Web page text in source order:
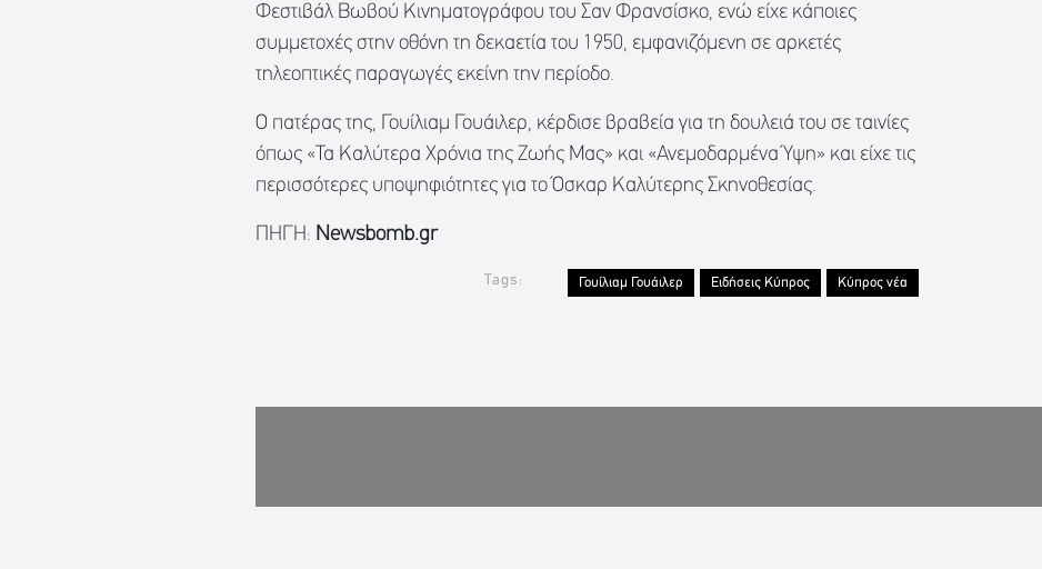
Φεστιβάλ Βωβού Κινηματογράφου του Σαν Φρανσίσκο, ενώ είχε κάποιες
συμμετοχές στην οθόνη τη δεκαετία του 1950, εμφανιζόμενη σε αρκετές
τηλεοπτικές παραγωγές εκείνη την περίοδο.
Ο πατέρας της, Γουίλιαμ Γουάιλερ, κέρδισε βραβεία για τη δουλειά του σε ταινίες
όπως «Τα Καλύτερα Χρόνια της Ζωής Μας» και «Ανεμοδαρμένα Ύψη» και είχε τις
περισσότερες υποψηφιότητες για το Όσκαρ Καλύτερης Σκηνοθεσίας.
ΠΗΓΗ: Newsbomb.gr
Tags: Γουίλιαμ Γουάιλερ Ειδήσεις Κύπρος Κύπρος νέα